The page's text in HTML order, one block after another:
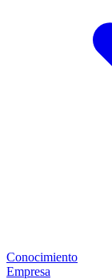
Conocimiento
Empresa